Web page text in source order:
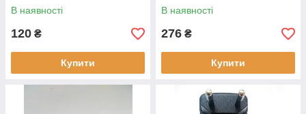
В наявності
120 ₴
Купити
В наявності
276 ₴
Купити